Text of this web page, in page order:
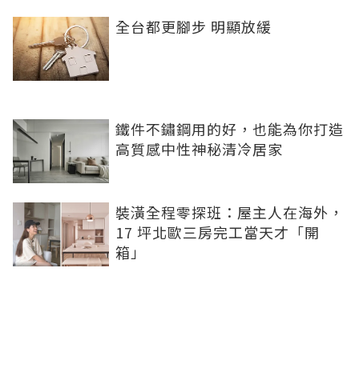
全台都更腳步 明顯放緩
鐵件不鏽鋼用的好，也能為你打造
高質感中性神秘清冷居家
裝潢全程零探班：屋主人在海外，
17 坪北歐三房完工當天才「開
箱」